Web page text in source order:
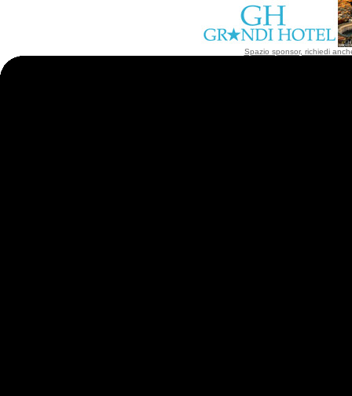
Spazio sponsor, richiedi